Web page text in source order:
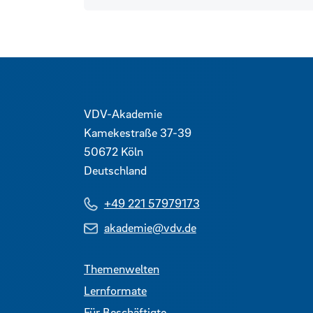
Kontaktdaten und weitere
VDV-Akademie
Kamekestraße 37-39
50672 Köln
Deutschland
+49 221 57979173
akademie@vdv.de
Themenwelten
Lernformate